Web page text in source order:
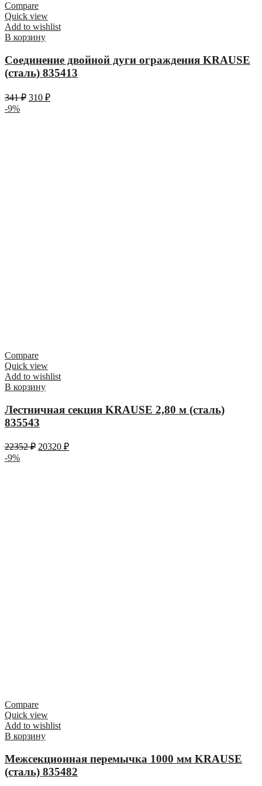
Compare
Quick view
Add to wishlist
В корзину
Соединение двойной дуги ограждения KRAUSE
(сталь) 835413
341₽ 310 ₽
-9%
Compare
Quick view
Add to wishlist
В корзину
Лестничная секция KRAUSE 2,80 м (сталь)
835543
22352₽ 20320 ₽
-9%
Compare
Quick view
Add to wishlist
В корзину
Межсекционная перемычка 1000 мм KRAUSE
(сталь) 835482